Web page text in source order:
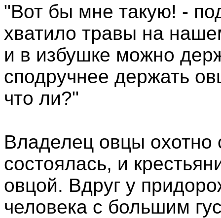
"Вот бы мне такую! -
хватило травы на
и в избушке можно
сподручнее держать
что ли?"
Владелец овцы охотно
состоялась, и
овцой. Вдруг у
человека с большим